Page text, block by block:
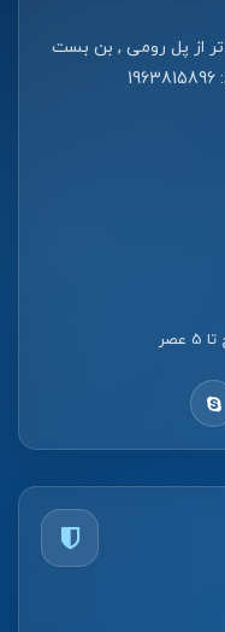
از پل رومی , بن بست